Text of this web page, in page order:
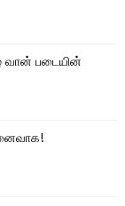
வான் படையின்